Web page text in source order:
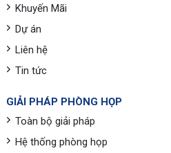
Khuyến Mãi
Dự án
Liên hệ
Tin tức
GIẢI PHÁP PHÒNG HỌP
Toàn bộ giải pháp
Hệ thống phòng họp